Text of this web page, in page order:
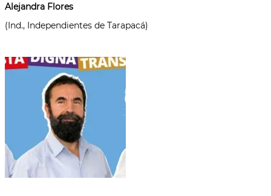
Alejandra Flores
(Ind., Independientes de Tarapacá)